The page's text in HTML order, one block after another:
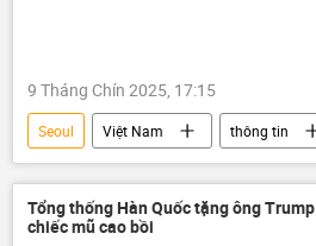
9 Tháng Chín 2025, 17:15
Seoul Việt Nam
thông tin
Bộ Quốc phòng Việt Nam
Đối thoại Shangri-La
Tổng thống Hàn Quốc tặng ông Trump
chiếc mũ cao bồi